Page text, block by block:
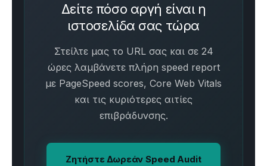
Δείτε πόσο αργή είναι η
ιστοσελίδα σας τώρα
Στείλτε μας το URL σας και σε 24
ώρες λαμβάνετε πλήρη speed report
με PageSpeed scores, Core Web Vitals
και τις κυριότερες αιτίες
επιβράδυνσης.
Ζητήστε Δωρεάν Speed Audit